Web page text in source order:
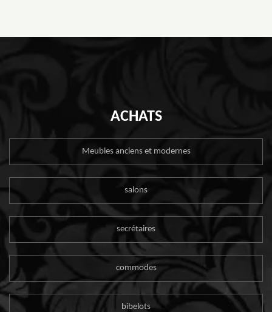
ACHATS
Meubles anciens et modernes
salons
secrétaires
commodes
bibelots